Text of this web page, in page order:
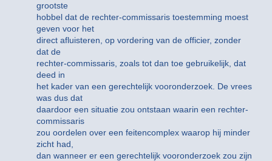
grootste
hobbel dat de rechter-commissaris toestemming moest
geven voor het
direct afluisteren, op vordering van de officier, zonder
dat de
rechter-commissaris, zoals tot dan toe gebruikelijk, dat
deed in
het kader van een gerechtelijk vooronderzoek. De vrees
was dus dat
daardoor een situatie zou ontstaan waarin een rechter-
commissaris
zou oordelen over een feitencomplex waarop hij minder
zicht had,
dan wanneer er een gerechtelijk vooronderzoek zou zijn